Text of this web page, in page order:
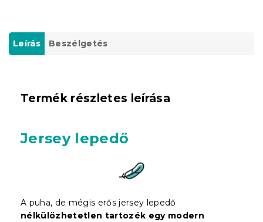
Leírás Beszélgetés
Termék részletes leírása
Jersey lepedő
A puha, de mégis erős jersey lepedő
nélkülözhetetlen tartozék egy modern